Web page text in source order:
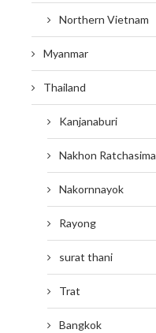
Northern Vietnam
Myanmar
Thailand
Kanjanaburi
Nakhon Ratchasima
Nakornnayok
Rayong
surat thani
Trat
Bangkok